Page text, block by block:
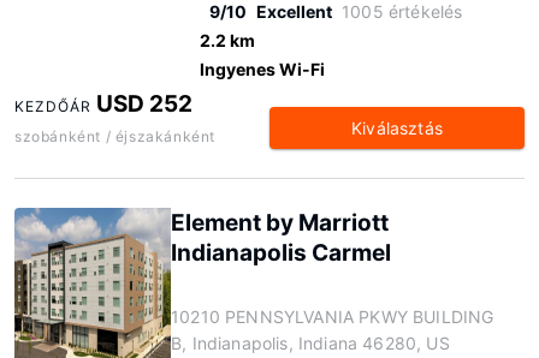
9/10 Excellent 1005 értékelés
2.2 km
Ingyenes Wi-Fi
KEZDŐÁR USD 252
szobánként / éjszakánként Kiválasztás
Element by Marriott
Indianapolis Carmel
10210 PENNSYLVANIA PKWY BUILDING
B, Indianapolis, Indiana 46280, US